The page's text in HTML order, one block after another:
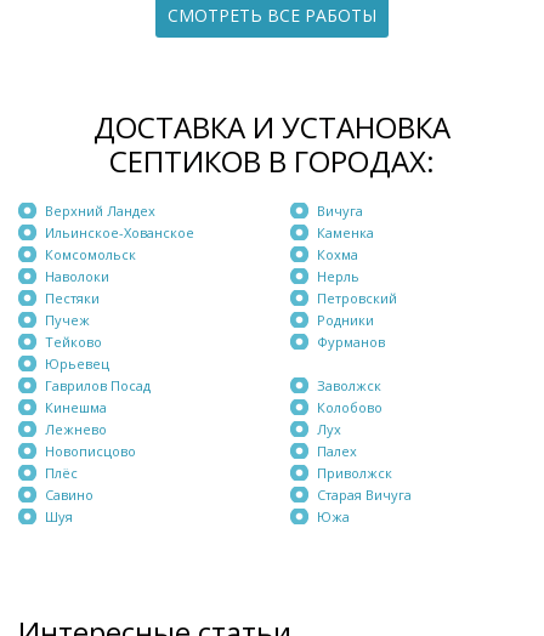
СМОТРЕТЬ ВСЕ РАБОТЫ
ДОСТАВКА И УСТАНОВКА
СЕПТИКОВ В ГОРОДАХ:
Верхний Ландех
Ильинское-Хованское
Комсомольск
Наволоки
Пестяки
Пучеж
Тейково
Юрьевец
Вичуга
Каменка
Кохма
Нерль
Петровский
Родники
Фурманов
Гаврилов Посад
Кинешма
Лежнево
Новописцово
Плёс
Савино
Шуя
Заволжск
Колобово
Лух
Палех
Приволжск
Старая Вичуга
Южа